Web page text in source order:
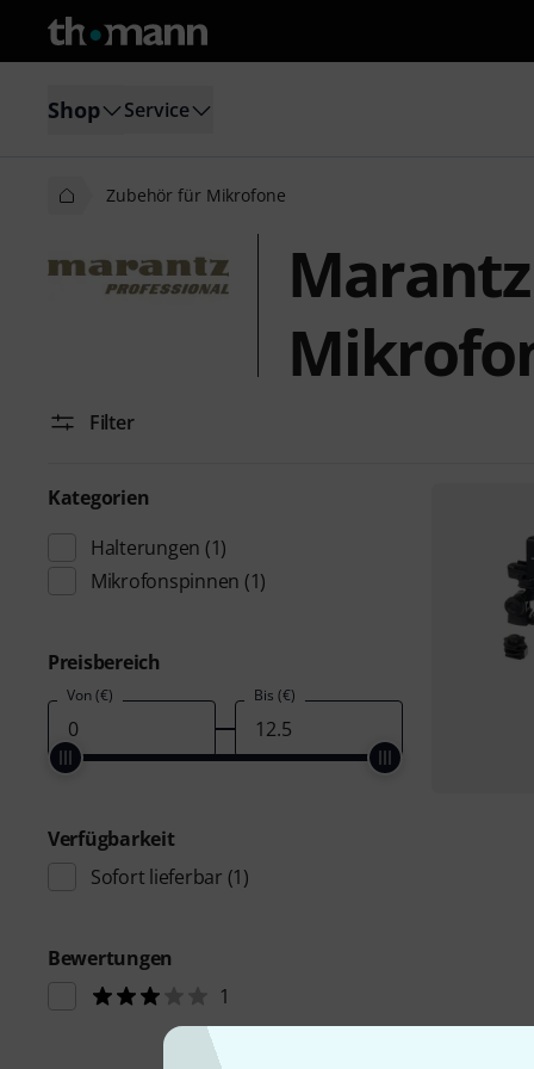
Shop Service
Zubehör für Mikrofone
Filter
Kategorien
Halterungen (1)
Mikrofonspinnen (1)
Preisbereich
Von (€) Bis (€)
Verfügbarkeit
Sofort lieferbar (1)
Bewertungen
1